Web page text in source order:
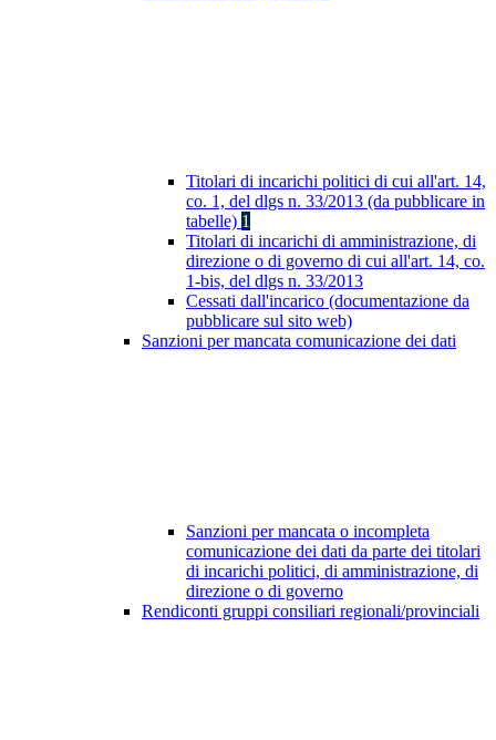
Titolari di incarichi politici di cui all'art. 14,
co. 1, del dlgs n. 33/2013 (da pubblicare in
tabelle) 1
Titolari di incarichi di amministrazione, di
direzione o di governo di cui all'art. 14, co.
1-bis, del dlgs n. 33/2013
Cessati dall'incarico (documentazione da
pubblicare sul sito web)
Sanzioni per mancata comunicazione dei dati
Sanzioni per mancata o incompleta
comunicazione dei dati da parte dei titolari
di incarichi politici, di amministrazione, di
direzione o di governo
Rendiconti gruppi consiliari regionali/provinciali